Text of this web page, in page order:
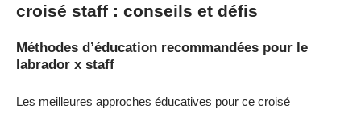
croisé staff : conseils et défis
Méthodes d’éducation recommandées pour le
labrador x staff
Les meilleures approches éducatives pour ce croisé